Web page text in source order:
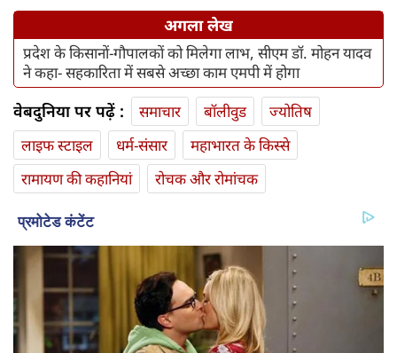
अगला लेख
प्रदेश के किसानों-गौपालकों को मिलेगा लाभ, सीएम डॉ. मोहन यादव
ने कहा- सहकारिता में सबसे अच्छा काम एमपी में होगा
वेबदुनिया पर पढ़ें : समाचार बॉलीवुड
ज्योतिष
लाइफ स्‍टाइल
धर्म-संसार
महाभारत के किस्से
रामायण की कहानियां
रोचक और रोमांचक